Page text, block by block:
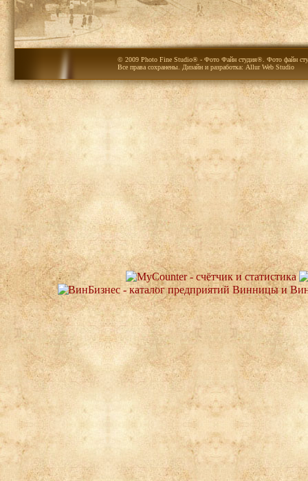
© 2009 Photo Fine Studio® - Фото Файн студия®. Фото файн
Все права сохранены. Дизайн и разработка: Allur Web Studio